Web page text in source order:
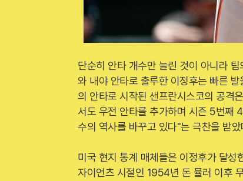
단순히 안타 개수만 늘린 것이 아니라
와 내야 안타로 출루한 이정후는 빠른
의 안타로 시작된 샌프란시스코의 공격
서도 우전 안타를 추가하며 시즌 5번째
수의 역사를 바꾸고 있다"는 극찬을 받았
미국 현지 통계 매체들은 이정후가 달
자이언츠 시절인 1954년 돈 뮬러 이후